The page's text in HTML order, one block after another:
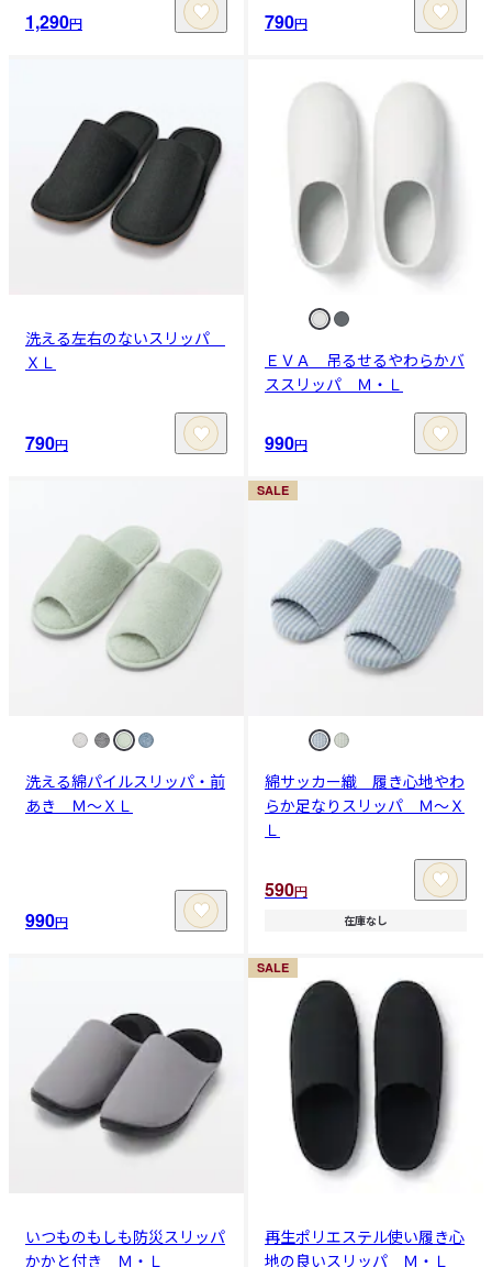
1,290円 790円
洗える左右のないスリッパ
ＸＬ
790円
ＥＶＡ 吊るせるやわらかバ
ススリッパ Ｍ・Ｌ
990円
洗える綿パイルスリッパ・前
あき Ｍ～ＸＬ
990円
SALE
綿サッカー織 履き心地やわ
らか足なりスリッパ Ｍ～Ｘ
Ｌ
590円
在庫なし
いつものもしも防災スリッパ
かかと付き Ｍ・Ｌ
SALE
再生ポリエステル使い履き心
地の良いスリッパ Ｍ・Ｌ